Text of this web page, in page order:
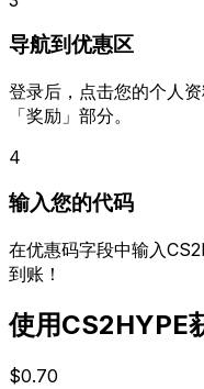
导航到优惠区
登录后，点击您的个人
「奖励」部分。
4
输入您的代码
在优惠码字段中输入
到账！
使用CS2HYPE
$0.70